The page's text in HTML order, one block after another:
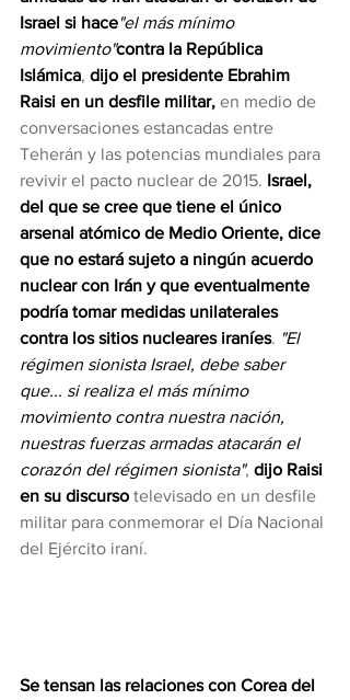
Israel si hace"el más mínimo
movimiento"contra la República
Islámica, dijo el presidente Ebrahim
Raisi en un desfile militar, en medio de
conversaciones estancadas entre
Teherán y las potencias mundiales para
revivir el pacto nuclear de 2015. Israel,
del que se cree que tiene el único
arsenal atómico de Medio Oriente, dice
que no estará sujeto a ningún acuerdo
nuclear con Irán y que eventualmente
podría tomar medidas unilaterales
contra los sitios nucleares iraníes. "El
régimen sionista Israel, debe saber
que... si realiza el más mínimo
movimiento contra nuestra nación,
nuestras fuerzas armadas atacarán el
corazón del régimen sionista", dijo Raisi
en su discurso televisado en un desfile
militar para conmemorar el Día Nacional
del Ejército iraní.
Se tensan las relaciones con Corea del